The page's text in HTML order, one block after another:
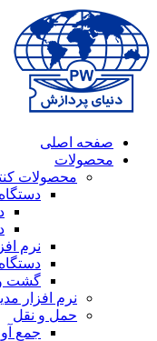
صفحه اصلی
محصولات
محصولات
نرم
گشت و
نرم افزار
حمل و نقل
جمع